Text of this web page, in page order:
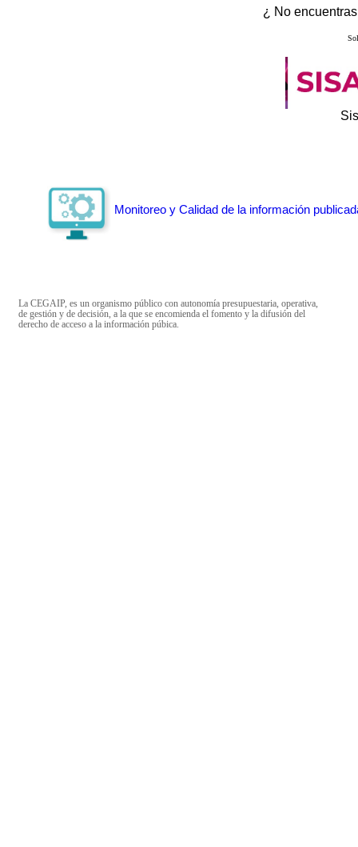
¿ No
Monitoreo y Calidad de la información
La CEGAIP, es un organismo público con autonomía presupuestaria, operativa,
de gestión y de decisión, a la que se encomienda el fomento y la difusión del
derecho de acceso a la información púbica.